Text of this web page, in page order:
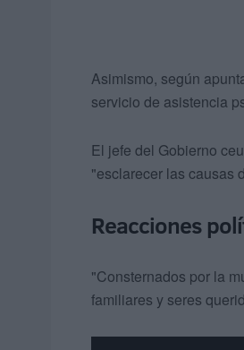
Asimismo, según
servicio de asistencia
El jefe del Gobierno
"esclarecer las causas
Reacciones
"Consternados por la
familiares y seres